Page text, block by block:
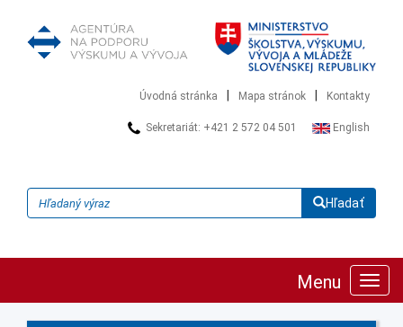
Úvodná stránka Mapa stránok Kontakty
Sekretariát: +421 2 572 04 501 English
Hľadať
Menu